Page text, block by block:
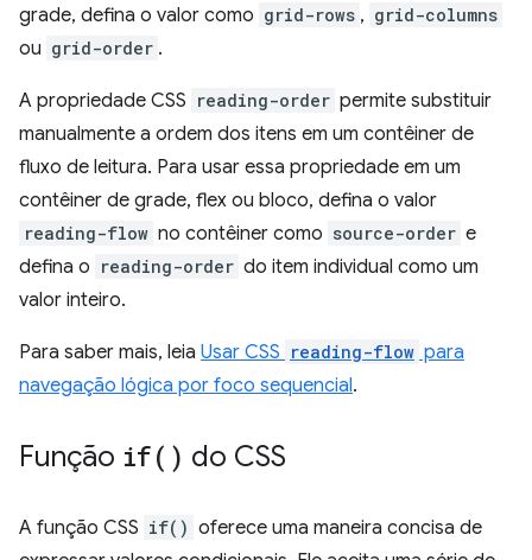
grade, defina o valor como grid-rows , grid-columns
ou grid-order .
A propriedade CSS reading-order permite substituir
manualmente a ordem dos itens em um contêiner de
fluxo de leitura. Para usar essa propriedade em um
contêiner de grade, flex ou bloco, defina o valor
reading-flow no contêiner como source-order e
defina o reading-order do item individual como um
valor inteiro.
Para saber mais, leia Usar CSS reading-flow para
navegação lógica por foco sequencial.
Função if( ) do CSS
A função CSS if() oferece uma maneira concisa de